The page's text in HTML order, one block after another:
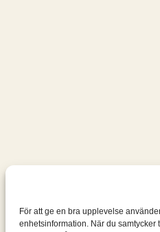
För att ge en bra upplevelse
enhetsinformation. När du